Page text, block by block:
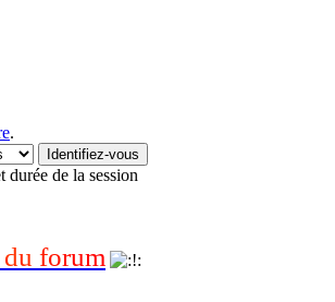
.
de la session
du forum